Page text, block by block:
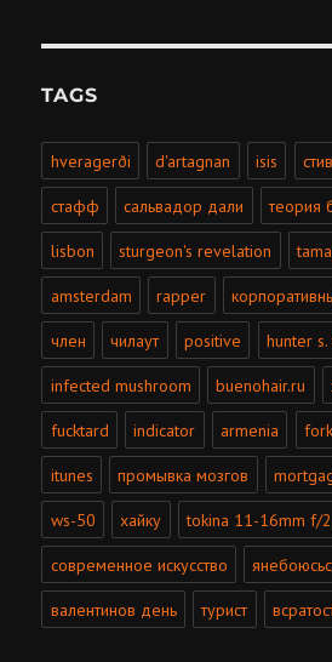
TAGS
hveragerði d'artagnan isis
стафф сальвадор дали теория
lisbon sturgeon's revelation
amsterdam rapper
член чилаут positive hunter
infected mushroom buenohair.ru
fucktard indicator armenia fork
itunes промывка мозгов
ws-50 хайку tokina 11-16mm f/
современное искусство
валентинов день турист